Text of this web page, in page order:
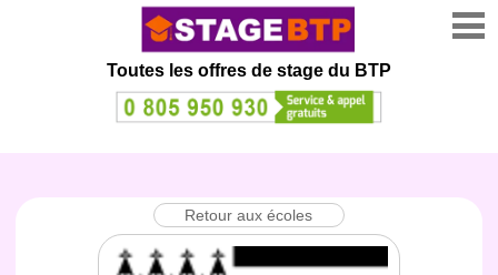
Toutes les offres de stage du BTP
Retour aux écoles